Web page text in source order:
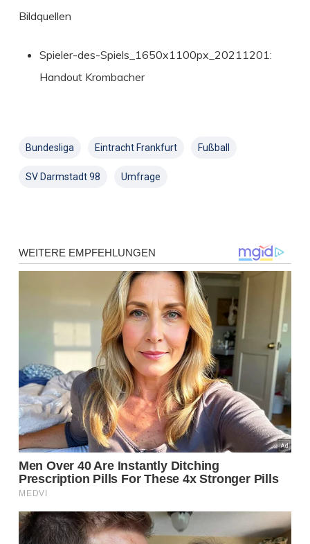
Bildquellen
Spieler-des-Spiels_1650x1100px_20211201:
Handout Krombacher
Bundesliga Eintracht Frankfurt Fußball
SV Darmstadt 98 Umfrage